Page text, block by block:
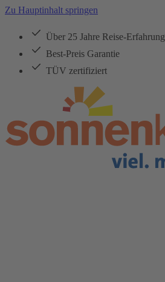
Zu Hauptinhalt springen
Über 25 Jahre Reise-Erfahrung
Best-Preis Garantie
TÜV zertifiziert